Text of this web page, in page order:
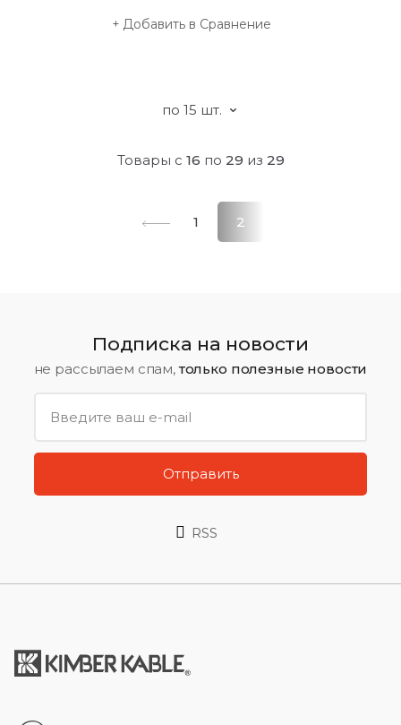
Добавить в Сравнение
Товары с 16 по 29 из 29
1 2
Подписка на новости
не рассылаем спам,только полезные новости
Отправить
RSS